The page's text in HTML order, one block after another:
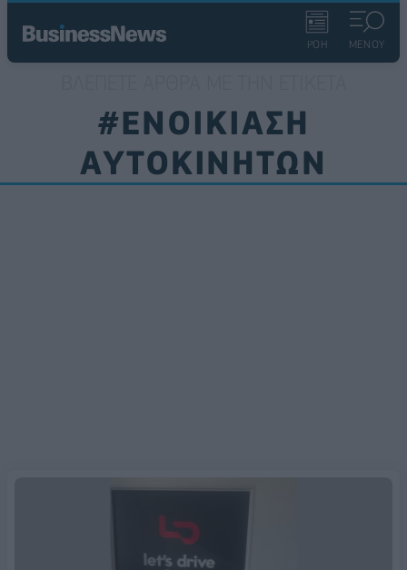
ΡΟΗ ΜΕΝΟΥ
#ΕΝΟΙΚΙΑΣΗ
ΑΥΤΟΚΙΝΗΤΩΝ